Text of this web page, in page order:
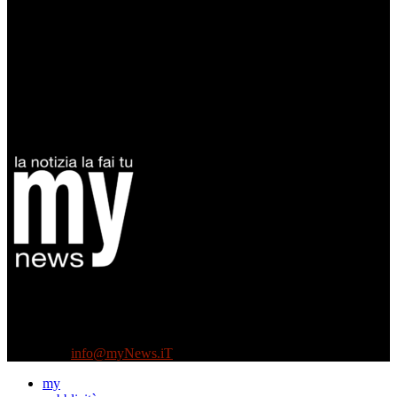
info@myNews.iT
my